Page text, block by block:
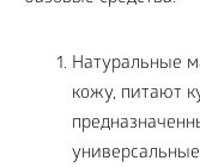
Натуральные
кожу, питают